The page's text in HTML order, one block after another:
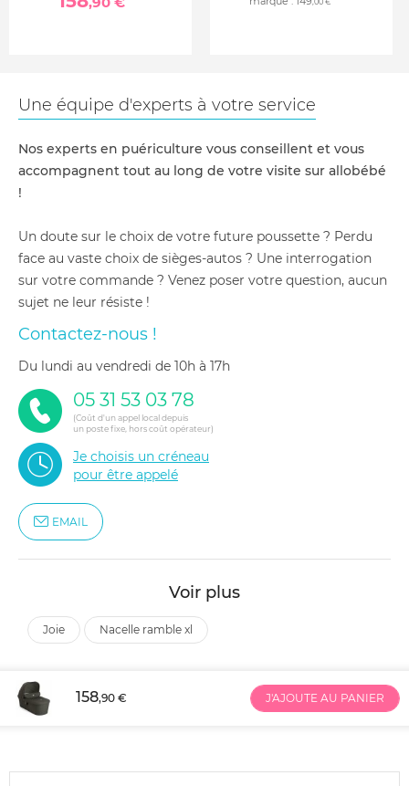
,00 €
Une équipe d'experts à votre service
Nos experts en puériculture vous conseillent et vous
accompagnent tout au long de votre visite sur allobébé
!
Un doute sur le choix de votre future poussette ? Perdu
face au vaste choix de sièges-autos ? Une interrogation
sur votre commande ? Venez poser votre question, aucun
sujet ne leur résiste !
Contactez-nous !
du lundi au vendredi de 10h à 17h
05 31 53 03 78
(Coût d'un appel local depuis
un poste fixe, hors coût opérateur)
Je choisis un créneau
pour être appelé
EMAIL
Voir plus
joie nacelle ramble xl
158,90 € J'AJOUTE AU PANIER